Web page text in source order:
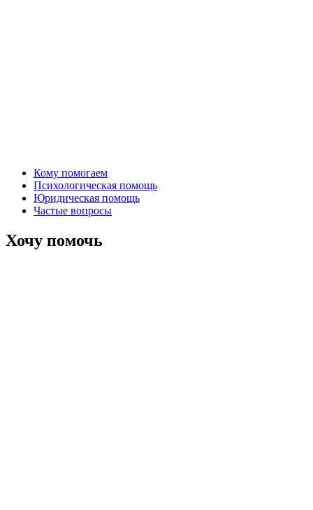
Кому помогаем
Психологическая помощь
Юридическая помощь
Частые вопросы
Хочу помочь